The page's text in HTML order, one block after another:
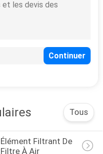
Tous
Élément Filtrant De
Filtre À Air